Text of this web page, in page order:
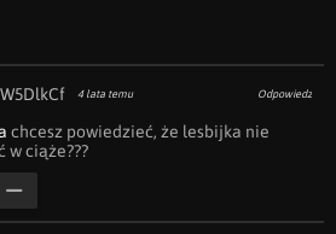
4 lata temu Odpowiedz
chcesz powiedzieć, że lesbijka nie
w ciąże???